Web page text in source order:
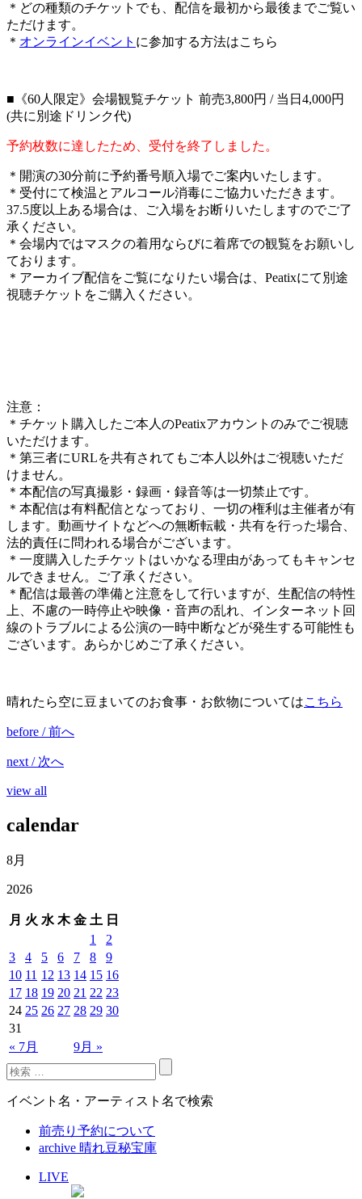
＊どの種類のチケットでも、配信を最初から最後までご覧い
ただけます。
＊ オンラインイベント に参加する方法はこちら
■《60人限定》会場観覧チケット 前売3,800円 / 当日4,000円
(共に別途ドリンク代)
予約枚数に達したため、受付を終了しました。
＊開演の30分前に予約番号順入場でご案内いたします。
＊受付にて検温とアルコール消毒にご協力いただきます。
37.5度以上ある場合は、ご入場をお断りいたしますのでご了
承ください。
＊会場内ではマスクの着用ならびに着席での観覧をお願いし
ております。
＊アーカイブ配信をご覧になりたい場合は、Peatixにて別途
視聴チケットをご購入ください。
注意：
＊チケット購入したご本人のPeatixアカウントのみでご視聴
いただけます。
＊第三者にURLを共有されてもご本人以外はご視聴いただ
けません。
＊本配信の写真撮影・録画・録音等は一切禁止です。
＊本配信は有料配信となっており、一切の権利は主催者が有
します。動画サイトなどへの無断転載・共有を行った場合、
法的責任に問われる場合がございます。
＊一度購入したチケットはいかなる理由があってもキャンセ
ルできません。ご了承ください。
＊配信は最善の準備と注意をして行いますが、生配信の特性
上、不慮の一時停止や映像・音声の乱れ、インターネット回
線のトラブルによる公演の一時中断などが発生する可能性も
ございます。あらかじめご了承ください。
晴れたら空に豆まいてのお食事・お飲物についてはこちら
before / 前へ
next / 次へ
view all
calendar
8月
2026
月 火 水 木 金 土 日
« 7月 9月 »
1
2
3
4 5 6 7 8
9
10 11 12 13 14 15 16
17 18 19 20 21 22 23
24 25 26 27 28 29 30
31
イベント名・アーティスト名で検索
前売り予約について
archive 晴れ豆秘宝庫
LIVE